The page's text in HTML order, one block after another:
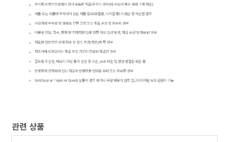
관련 상품